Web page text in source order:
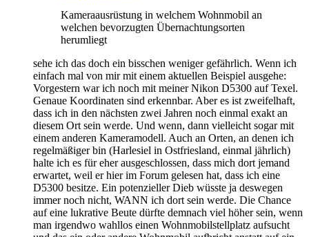
Kameraausrüstung in welchem Wohnmobil an
welchen bevorzugten Übernachtungsorten
herumliegt
sehe ich das doch ein bisschen weniger gefährlich. Wenn ich
einfach mal von mir mit einem aktuellen Beispiel ausgehe:
Vorgestern war ich noch mit meiner Nikon D5300 auf Texel.
Genaue Koordinaten sind erkennbar. Aber es ist zweifelhaft,
dass ich in den nächsten zwei Jahren noch einmal exakt an
diesem Ort sein werde. Und wenn, dann vielleicht sogar mit
einem anderen Kameramodell. Auch an Orten, an denen ich
regelmäßiger bin (Harlesiel in Ostfriesland, einmal jährlich)
halte ich es für eher ausgeschlossen, dass mich dort jemand
erwartet, weil er hier im Forum gelesen hat, dass ich eine
D5300 besitze. Ein potenzieller Dieb wüsste ja deswegen
immer noch nicht, WANN ich dort sein werde. Die Chance
auf eine lukrative Beute dürfte demnach viel höher sein, wenn
man irgendwo wahllos einen Wohnmobilstellplatz aufsucht